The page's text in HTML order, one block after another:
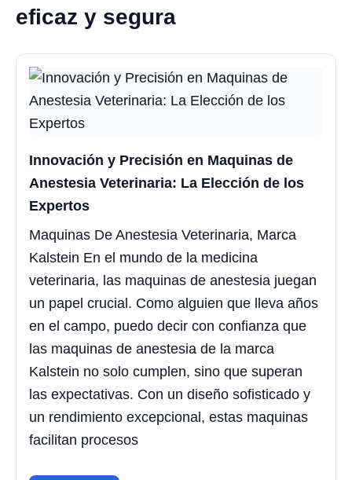
eficaz y segura
Innovación y Precisión en Maquinas de
Anestesia Veterinaria: La Elección de los
Expertos
Maquinas De Anestesia Veterinaria, Marca
Kalstein En el mundo de la medicina
veterinaria, las maquinas de anestesia juegan
un papel crucial. Como alguien que lleva años
en el campo, puedo decir con confianza que
las maquinas de anestesia de la marca
Kalstein no solo cumplen, sino que superan
las expectativas. Con un diseño sofisticado y
un rendimiento excepcional, estas maquinas
facilitan procesos